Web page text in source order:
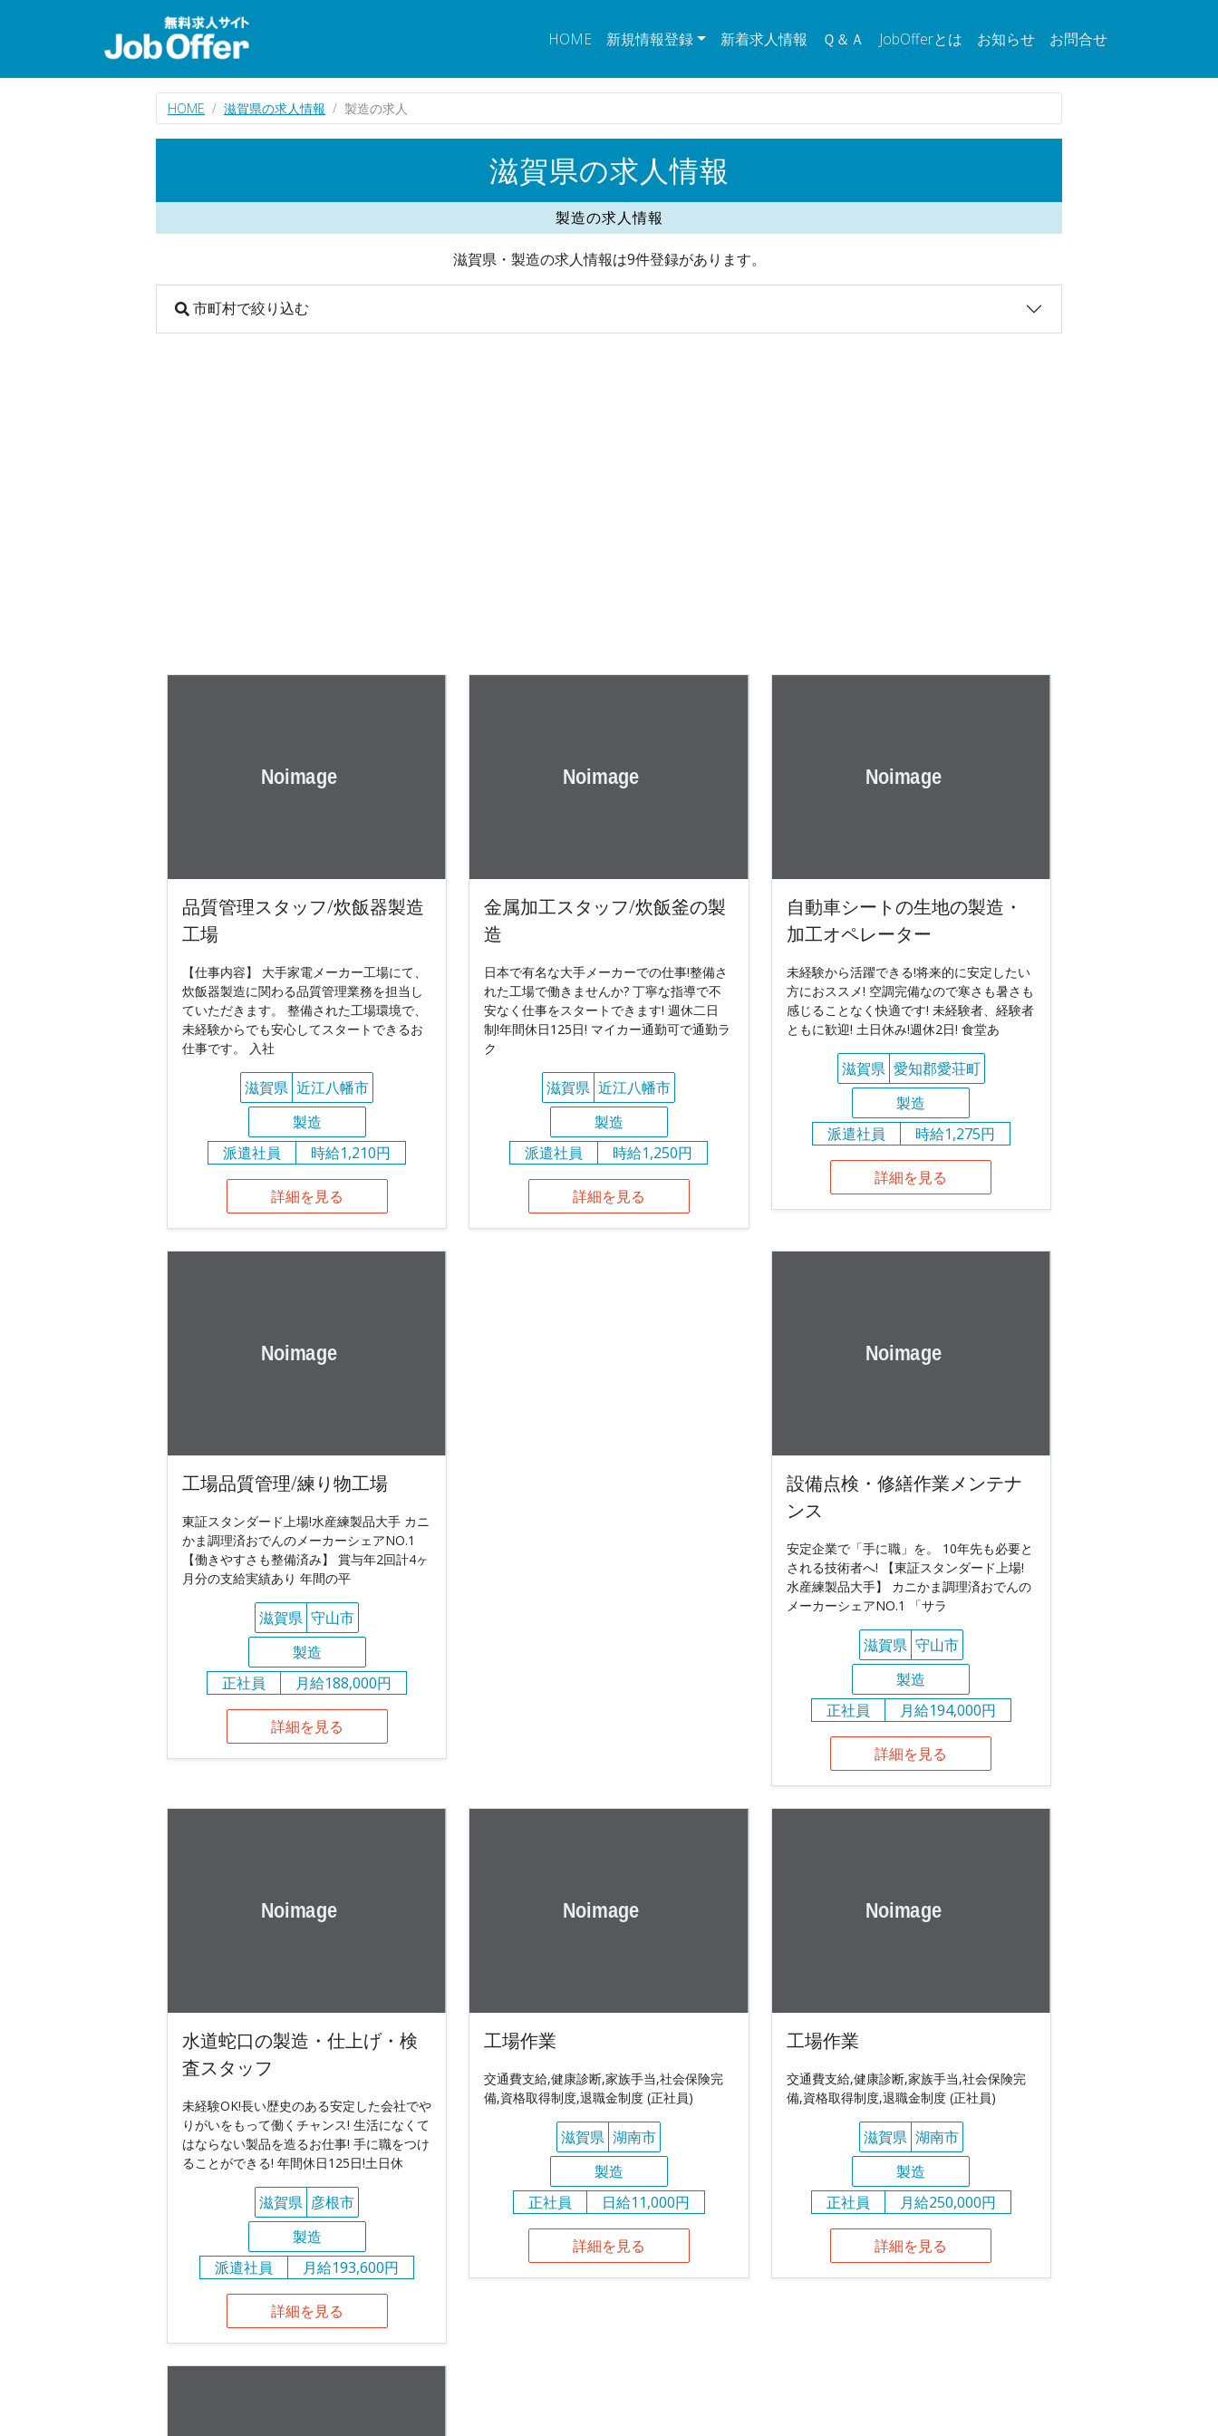
HOME 新規情報登録 新着求人情報 Ｑ＆Ａ JobOfferとは お知らせ お問合せ
HOME 滋賀県の求人情報 製造の求人
滋賀県の求人情報
製造の求人情報
滋賀県・製造の求人情報は9件登録があります。
市町村で絞り込む
品質管理スタッフ/炊飯器製造
工場
【仕事内容】 大手家電メーカー工場にて、
炊飯器製造に関わる品質管理業務を担当し
ていただきます。 整備された工場環境で、
未経験からでも安心してスタートできるお
仕事です。 入社
滋賀県 近江八幡市
製造
派遣社員
時給1,210円
詳細を見る
金属加工スタッフ/炊飯釜の製
造
日本で有名な大手メーカーでの仕事!整備さ
れた工場で働きませんか? 丁寧な指導で不
安なく仕事をスタートできます! 週休二日
制!年間休日125日! マイカー通勤可で通勤ラ
ク
滋賀県 近江八幡市
製造
派遣社員
時給1,250円
詳細を見る
自動車シートの生地の製造・
加工オペレーター
未経験から活躍できる!将来的に安定したい
方におススメ! 空調完備なので寒さも暑さも
感じることなく快適です! 未経験者、経験者
ともに歓迎! 土日休み!週休2日! 食堂あ
滋賀県 愛知郡愛荘町
製造
派遣社員
時給1,275円
詳細を見る
工場品質管理/練り物工場
東証スタンダード上場!水産練製品大手 カニ
かま調理済おでんのメーカーシェアNO.1
【働きやすさも整備済み】 賞与年2回計4ヶ
月分の支給実績あり 年間の平
滋賀県 守山市
製造
正社員
月給188,000円
詳細を見る
設備点検・修繕作業メンテナ
ンス
安定企業で「手に職」を。 10年先も必要と
される技術者へ! 【東証スタンダード上場!
水産練製品大手】 カニかま調理済おでんの
メーカーシェアNO.1 「サラ
滋賀県 守山市
製造
正社員
月給194,000円
詳細を見る
水道蛇口の製造・仕上げ・検
査スタッフ
未経験OK!長い歴史のある安定した会社でや
りがいをもって働くチャンス! 生活になくて
はならない製品を造るお仕事! 手に職をつけ
ることができる! 年間休日125日!土日休
滋賀県 彦根市
製造
派遣社員
月給193,600円
詳細を見る
工場作業
交通費支給,健康診断,家族手当,社会保険完
備,資格取得制度,退職金制度 (正社員)
滋賀県 湖南市
製造
正社員
日給11,000円
詳細を見る
工場作業
交通費支給,健康診断,家族手当,社会保険完
備,資格取得制度,退職金制度 (正社員)
滋賀県 湖南市
製造
正社員
月給250,000円
詳細を見る